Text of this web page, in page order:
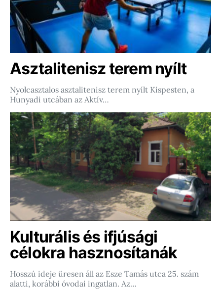
Asztalitenisz terem nyílt
Nyolcasztalos asztalitenisz terem nyílt Kispesten, a
Hunyadi utcában az Aktív…
Kulturális és ifjúsági
célokra hasznosítanák
Hosszú ideje üresen áll az Esze Tamás utca 25. szám
alatti, korábbi óvodai ingatlan. Az…